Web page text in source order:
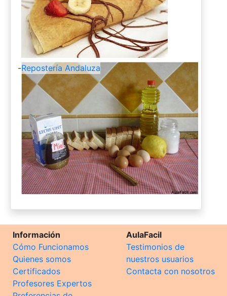
-Repostería Andaluza
Información
Cómo Funcionamos
Quienes somos
Certificados
Profesores Expertos
AulaFacil
Testimonios de
nuestros usuarios
Contacta con nosotros